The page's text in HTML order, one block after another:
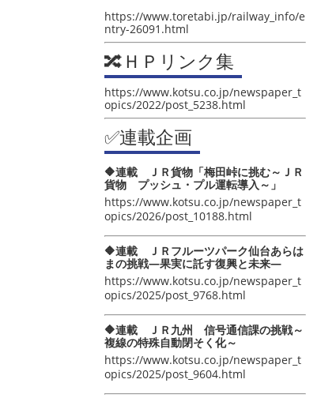
https://www.toretabi.jp/railway_info/e
ntry-26091.html
🔀ＨＰリンク集
https://www.kotsu.co.jp/newspaper_t
opics/2022/post_5238.html
✅連載企画
🔶連載 ＪＲ貨物「梅田峠に挑む～ＪＲ
貨物 プッシュ・プル運転導入～」
https://www.kotsu.co.jp/newspaper_t
opics/2026/post_10188.html
🔶連載 ＪＲフルーツパーク仙台あらは
まの挑戦―果実に託す復興と未来―
https://www.kotsu.co.jp/newspaper_t
opics/2025/post_9768.html
🔶連載 ＪＲ九州 信号通信課の挑戦～
複線の特殊自動閉そく化～
https://www.kotsu.co.jp/newspaper_t
opics/2025/post_9604.html